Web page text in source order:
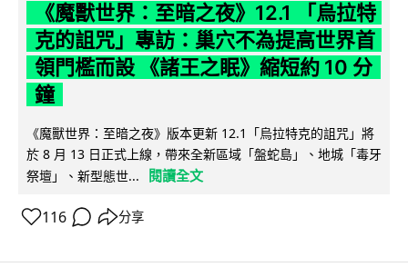
《魔獸世界：至暗之夜》12.1 「烏拉特
克的詛咒」專訪：巢穴不為提高世界首
領門檻而設 《諸王之眠》縮短約 10 分
鐘
《魔獸世界：至暗之夜》版本更新 12.1「烏拉特克的詛咒」將
於 8 月 13 日正式上線，帶來全新區域「盤蛇島」、地城「毒牙
祭壇」、新型態世...
閱讀全文
116 分享